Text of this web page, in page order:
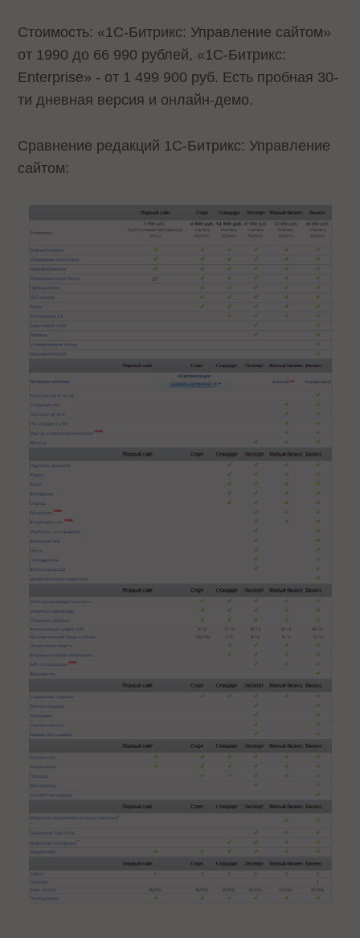
Стоимость: «1С-Битрикс: Управление сайтом»
от 1990 до 66 990 рублей, «1С-Битрикс:
Enterprise» - от 1 499 900 руб. Есть пробная 30-
ти дневная версия и онлайн-демо.
Сравнение редакций 1С-Битрикс: Управление
сайтом: